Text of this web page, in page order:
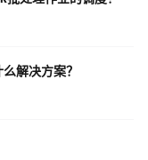
解决方案？